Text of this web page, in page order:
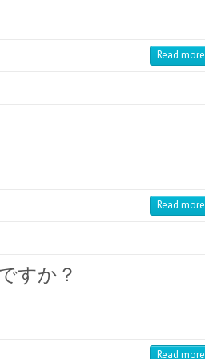
Read more
Read more
すか？
Read more